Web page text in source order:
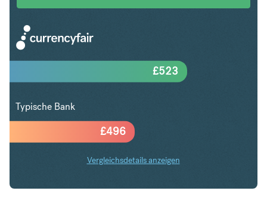
£496
£523
Typische Bank
Vergleichsdetails anzeigen
CAD in GBP Trends